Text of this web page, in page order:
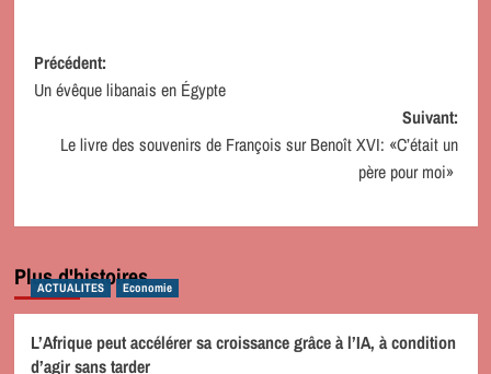
Navigation
d’article
Précédent:
Un évêque libanais en Égypte
Suivant:
Le livre des souvenirs de François sur Benoît XVI: «C’était un
père pour moi»
Plus d'histoires
ACTUALITES Economie
L’Afrique peut accélérer sa croissance grâce à l’IA, à condition
d’agir sans tarder